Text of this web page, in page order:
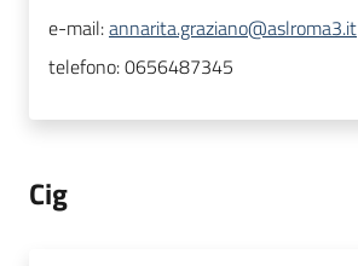
e-mail:annarita.graziano@aslroma3.it
telefono:0656487345
Cig